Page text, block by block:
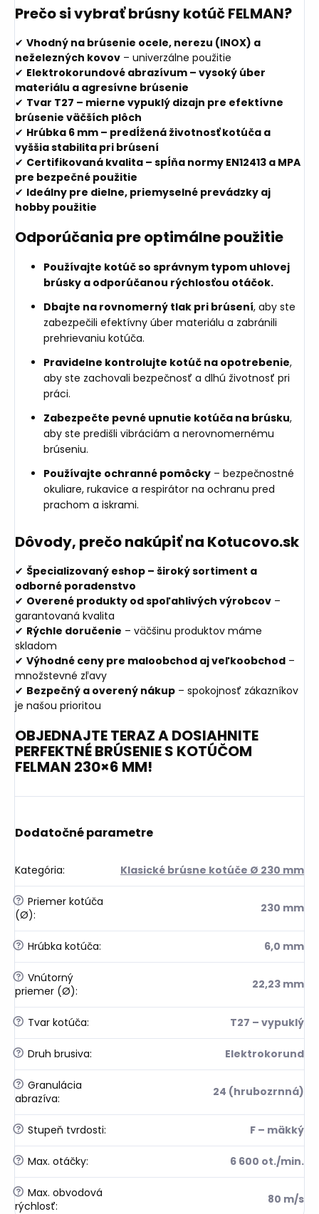
Prečo si vybrať brúsny kotúč FELMAN?
✔ Vhodný na brúsenie ocele, nerezu (INOX) a
neželezných kovov – univerzálne použitie
✔ Elektrokorundové abrazívum – vysoký úber
materiálu a agresívne brúsenie
✔ Tvar T27 – mierne vypuklý dizajn pre efektívne
brúsenie väčších plôch
✔ Hrúbka 6 mm – predĺžená životnosť kotúča a
vyššia stabilita pri brúsení
✔ Certifikovaná kvalita – spĺňa normy EN12413 a MPA
pre bezpečné použitie
✔ Ideálny pre dielne, priemyselné prevádzky aj
hobby použitie
Odporúčania pre optimálne použitie
Používajte kotúč so správnym typom uhlovej
brúsky a odporúčanou rýchlosťou otáčok.
Dbajte na rovnomerný tlak pri brúsení, aby ste
zabezpečili efektívny úber materiálu a zabránili
prehrievaniu kotúča.
Pravidelne kontrolujte kotúč na opotrebenie,
aby ste zachovali bezpečnosť a dlhú životnosť pri
práci.
Zabezpečte pevné upnutie kotúča na brúsku,
aby ste predišli vibráciám a nerovnomernému
brúseniu.
Používajte ochranné pomôcky – bezpečnostné
okuliare, rukavice a respirátor na ochranu pred
prachom a iskrami.
Dôvody, prečo nakúpiť na Kotucovo.sk
✔ Špecializovaný eshop – široký sortiment a
odborné poradenstvo
✔ Overené produkty od spoľahlivých výrobcov –
garantovaná kvalita
✔ Rýchle doručenie – väčšinu produktov máme
skladom
✔ Výhodné ceny pre maloobchod aj veľkoobchod –
množstevné zľavy
✔ Bezpečný a overený nákup – spokojnosť zákazníkov
je našou prioritou
OBJEDNAJTE TERAZ A DOSIAHNITE
PERFEKTNÉ BRÚSENIE S KOTÚČOM
FELMAN 230×6 MM!
Dodatočné parametre
Kategória: Klasické brúsne kotúče Ø 230 mm
? Priemer kotúča
(Ø): 230 mm
? Hrúbka kotúča: 6,0 mm
? Vnútorný
priemer (Ø): 22,23 mm
? Tvar kotúča: T27 – vypuklý
? Druh brusiva: Elektrokorund
? Granulácia
abrazíva: 24 (hrubozrnná)
? Stupeň tvrdosti: F – mäkký
? Max. otáčky: 6 600 ot./min.
? Max. obvodová
rýchlosť: 80 m/s